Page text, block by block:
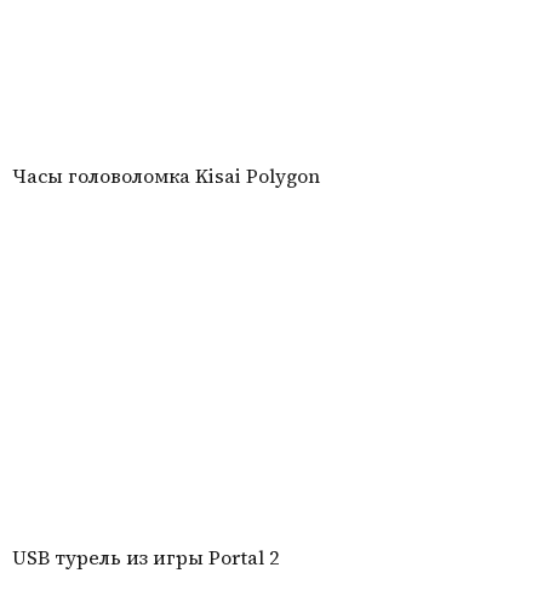
Часы головоломка Kisai Polygon
USB турель из игры Portal 2